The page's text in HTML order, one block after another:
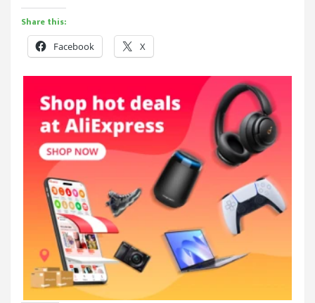
Share this:
Facebook X